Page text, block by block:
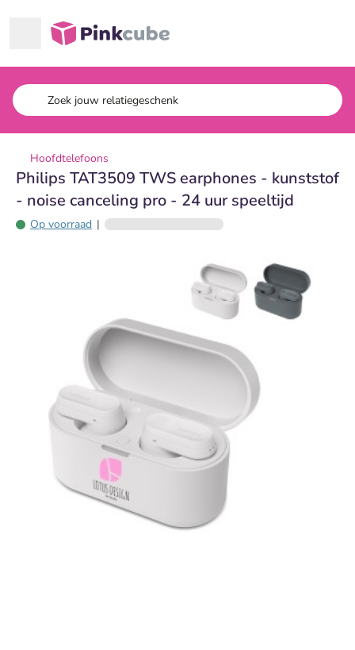
Pinkcube
Hoofdtelefoons
Philips TAT3509 TWS earphones - kunststof
- noise canceling pro - 24 uur speeltijd
Op voorraad |